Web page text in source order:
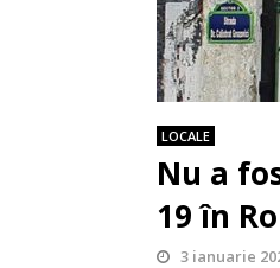
LOCALE
Nu a
19 în
3 ianuarie